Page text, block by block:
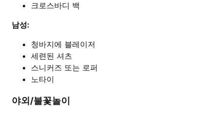
크로스바디 백
남성:
청바지에 블레이저
세련된 셔츠
스니커즈 또는 로퍼
노타이
야외/불꽃놀이